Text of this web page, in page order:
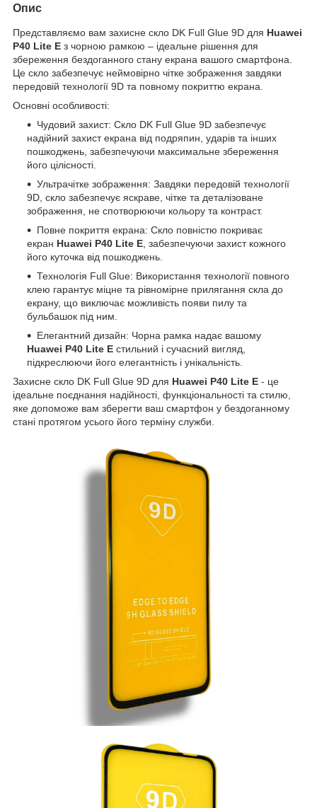
Опис
Представляємо вам захисне скло DK Full Glue 9D для Huawei
P40 Lite E з чорною рамкою – ідеальне рішення для
збереження бездоганного стану екрана вашого смартфона.
Це скло забезпечує неймовірно чітке зображення завдяки
передовій технології 9D та повному покриттю екрана.
Основні особливості:
Чудовий захист: Скло DK Full Glue 9D забезпечує
надійний захист екрана від подряпин, ударів та інших
пошкоджень, забезпечуючи максимальне збереження
його цілісності.
Ультрачітке зображення: Завдяки передовій технології
9D, скло забезпечує яскраве, чітке та деталізоване
зображення, не спотворюючи кольору та контраст.
Повне покриття екрана: Скло повністю покриває
екран Huawei P40 Lite E , забезпечуючи захист кожного
його куточка від пошкоджень.
Технологія Full Glue: Використання технології повного
клею гарантує міцне та рівномірне прилягання скла до
екрану, що виключає можливість появи пилу та
бульбашок під ним.
Елегантний дизайн: Чорна рамка надає вашому
Huawei P40 Lite E стильний і сучасний вигляд,
підкреслюючи його елегантність і унікальність.
Захисне скло DK Full Glue 9D для Huawei P40 Lite E - це
ідеальне поєднання надійності, функціональності та стилю,
яке допоможе вам зберегти ваш смартфон у бездоганному
стані протягом усього його терміну служби.